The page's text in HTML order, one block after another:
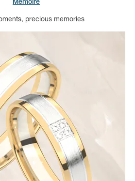
Mémoire
precious memories